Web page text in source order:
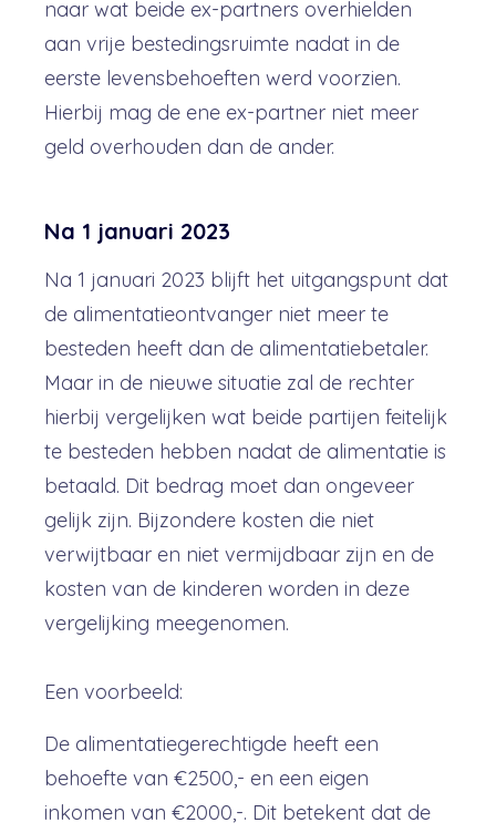
naar wat beide ex-partners overhielden
aan vrije bestedingsruimte nadat in de
eerste levensbehoeften werd voorzien.
Hierbij mag de ene ex-partner niet meer
geld overhouden dan de ander.
Na 1 januari 2023
Na 1 januari 2023 blijft het uitgangspunt dat
de alimentatieontvanger niet meer te
besteden heeft dan de alimentatiebetaler.
Maar in de nieuwe situatie zal de rechter
hierbij vergelijken wat beide partijen feitelijk
te besteden hebben nadat de alimentatie is
betaald. Dit bedrag moet dan ongeveer
gelijk zijn. Bijzondere kosten die niet
verwijtbaar en niet vermijdbaar zijn en de
kosten van de kinderen worden in deze
vergelijking meegenomen.
Een voorbeeld:
De alimentatiegerechtigde heeft een
behoefte van €2500,- en een eigen
inkomen van €2000,-. Dit betekent dat de